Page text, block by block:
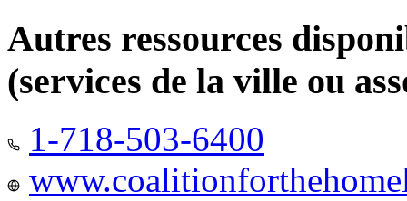
Autres ressources
(services de la ville ou
1-718-503-6400